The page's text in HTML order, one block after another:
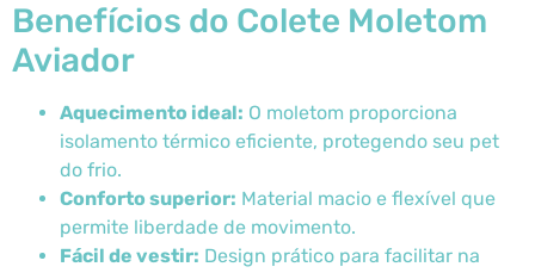
Benefícios do Colete Moletom
Aviador
Aquecimento ideal: O moletom proporciona
isolamento térmico eficiente, protegendo seu pet
do frio.
Conforto superior: Material macio e flexível que
permite liberdade de movimento.
Fácil de vestir: Design prático para facilitar na